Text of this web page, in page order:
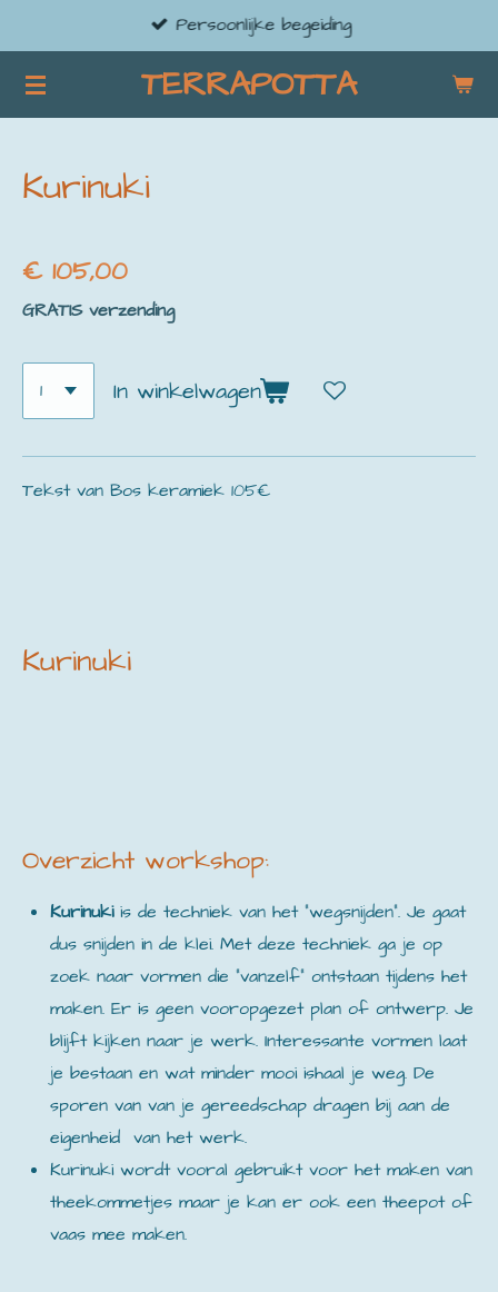
direct
naar
de
TERRAPOTTA
Persoonlijke begeiding
Kurinuki
€ 105,00
GRATIS verzending
In winkelwagen
Tekst van Bos keramiek 105€
Kurinuki
Overzicht workshop:
Kurinuki is de techniek van het “wegsnijden”. Je gaat
dus snijden in de klei. Met deze techniek ga je op
zoek naar vormen die “vanzelf” ontstaan tijdens het
maken. Er is geen vooropgezet plan of ontwerp. Je
blijft kijken naar je werk. Interessante vormen laat
je bestaan en wat minder mooi ishaal je weg. De
sporen van van je gereedschap dragen bij aan de
eigenheid van het werk.
Kurinuki wordt vooral gebruikt voor het maken van
theekommetjes maar je kan er ook een theepot of
vaas mee maken.